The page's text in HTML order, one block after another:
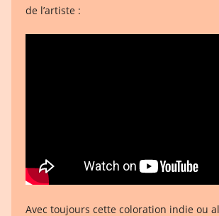
de l’artiste :
Avec toujours cette coloration indie ou